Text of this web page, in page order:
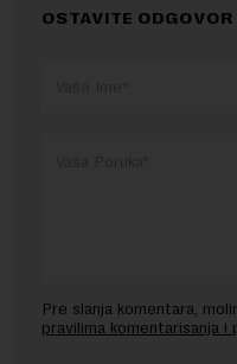
OSTAVITE ODGOVOR
Pre slanja komentara,
pravilima komentarisanja i